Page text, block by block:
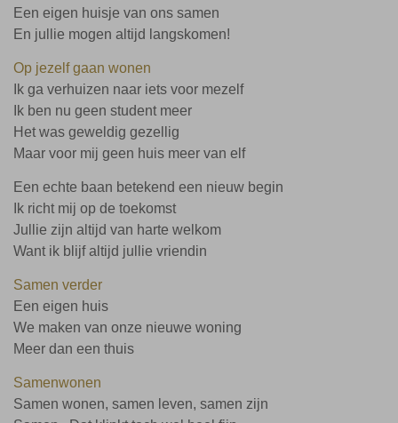
Een eigen huisje van ons samen
En jullie mogen altijd langskomen!
Op jezelf gaan wonen
Ik ga verhuizen naar iets voor mezelf
Ik ben nu geen student meer
Het was geweldig gezellig
Maar voor mij geen huis meer van elf
Een echte baan betekend een nieuw begin
Ik richt mij op de toekomst
Jullie zijn altijd van harte welkom
Want ik blijf altijd jullie vriendin
Samen verder
Een eigen huis
We maken van onze nieuwe woning
Meer dan een thuis
Samenwonen
Samen wonen, samen leven, samen zijn